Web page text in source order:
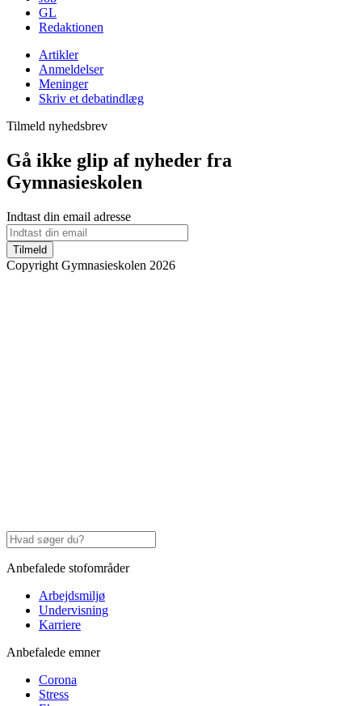
GL
Redaktionen
Artikler
Anmeldelser
Meninger
Skriv et debatindlæg
Tilmeld nyhedsbrev
Gå ikke glip af nyheder fra
Gymnasieskolen
Indtast din email adresse
Tilmeld
Copyright Gymnasieskolen 2026
Anbefalede stofområder
Arbejdsmiljø
Undervisning
Karriere
Anbefalede emner
Corona
Stress